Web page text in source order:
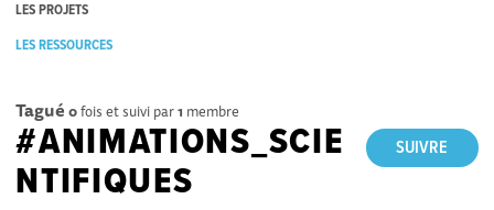
LES PROJETS
LES RESSOURCES
Tagué 0fois et suivi par1 membre
SUIVRE
#ANIMATIONS_SCIE
NTIFIQUES